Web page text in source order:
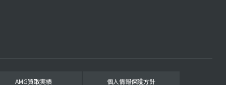
AMG買取実績 個人情報保護方針